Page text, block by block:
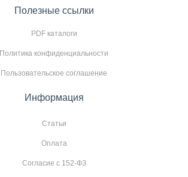
Полезные ссылки
PDF каталоги
Политика конфиденциальности
Пользовательское соглашение
Информация
Статьи
Оплата
Согласие с 152-ФЗ